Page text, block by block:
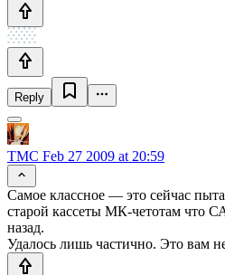
Reply
TMC Feb 27 2009 at 20:59
Самое классное — это сейчас
старой кассеты МК-четотам что
назад.
Удалось лишь частично. Это вам